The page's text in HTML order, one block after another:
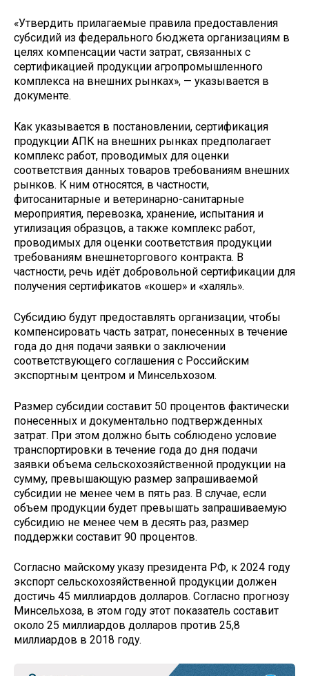
«Утвердить прилагаемые правила предоставления
субсидий из федерального бюджета организациям в
целях компенсации части затрат, связанных с
сертификацией продукции агропромышленного
комплекса на внешних рынках», — указывается в
документе.
Как указывается в постановлении, сертификация
продукции АПК на внешних рынках предполагает
комплекс работ, проводимых для оценки
соответствия данных товаров требованиям внешних
рынков. К ним относятся, в частности,
фитосанитарные и ветеринарно-санитарные
мероприятия, перевозка, хранение, испытания и
утилизация образцов, а также комплекс работ,
проводимых для оценки соответствия продукции
требованиям внешнеторгового контракта. В
частности, речь идёт добровольной сертификации для
получения сертификатов «кошер» и «халяль».
Субсидию будут предоставлять организации, чтобы
компенсировать часть затрат, понесенных в течение
года до дня подачи заявки о заключении
соответствующего соглашения с Российским
экспортным центром и Минсельхозом.
Размер субсидии составит 50 процентов фактически
понесенных и документально подтвержденных
затрат. При этом должно быть соблюдено условие
транспортировки в течение года до дня подачи
заявки объема сельскохозяйственной продукции на
сумму, превышающую размер запрашиваемой
субсидии не менее чем в пять раз. В случае, если
объем продукции будет превышать запрашиваемую
субсидию не менее чем в десять раз, размер
поддержки составит 90 процентов.
Согласно майскому указу президента РФ, к 2024 году
экспорт сельскохозяйственной продукции должен
достичь 45 миллиардов долларов. Согласно прогнозу
Минсельхоза, в этом году этот показатель составит
около 25 миллиардов долларов против 25,8
миллиардов в 2018 году.